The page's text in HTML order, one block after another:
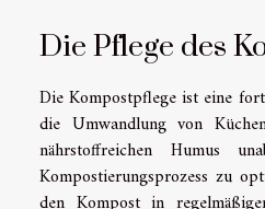
Die Pflege des
Die Kompostpflege ist eine
die Umwandlung von
nährstoffreichen Humus
Kompostierungsprozess zu